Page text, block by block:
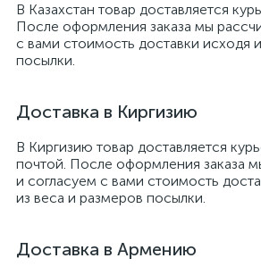
В Казахстан товар доставляется
После оформления заказа мы
с вами стоимость доставки исходя
посылки.
Доставка в Киргизию
В Киргизию товар доставляется
почтой. После оформления заказа
и согласуем с вами стоимость
из веса и размеров посылки.
Доставка в Армению